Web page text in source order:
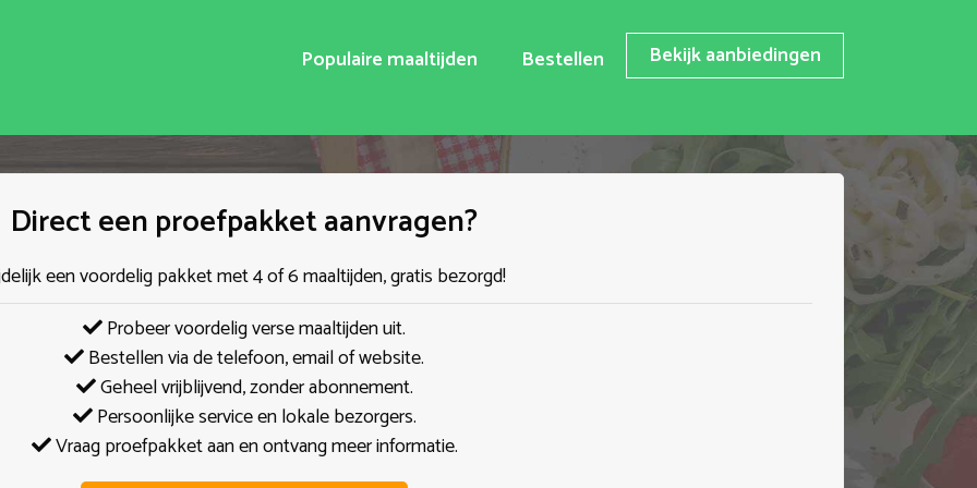
Populaire maaltijden Bestellen Bekijk aanbiedingen
Direct een proefpakket aanvragen?
een voordelig pakket met 4 of 6 maaltijden, gratis bezorgd!
Probeer voordelig verse maaltijden uit.
Bestellen via de telefoon, email of website.
Geheel vrijblijvend, zonder abonnement.
Persoonlijke service en lokale bezorgers.
Vraag proefpakket aan en ontvang meer informatie.